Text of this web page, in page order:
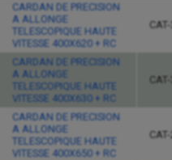
CARDAN DE PRECISION
A ALLONGE
TELESCOPIQUE HAUTE
VITESSE 400X620 + RC
CARDAN DE PRECISION
A ALLONGE
TELESCOPIQUE HAUTE
VITESSE 400X630 + RC
CARDAN DE PRECISION
A ALLONGE
TELESCOPIQUE HAUTE
VITESSE 400X650 + RC